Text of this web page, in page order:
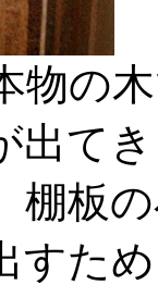
物の
出て
棚板
すた